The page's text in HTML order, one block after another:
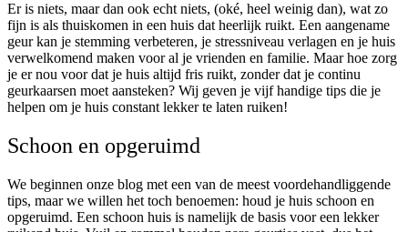
Er is niets, maar dan ook echt niets, (oké, heel weinig dan), wat zo
fijn is als thuiskomen in een huis dat heerlijk ruikt. Een aangename
geur kan je stemming verbeteren, je stressniveau verlagen en je huis
verwelkomend maken voor al je vrienden en familie. Maar hoe zorg
je er nou voor dat je huis altijd fris ruikt, zonder dat je continu
geurkaarsen moet aansteken? Wij geven je vijf handige tips die je
helpen om je huis constant lekker te laten ruiken!
Schoon en opgeruimd
We beginnen onze blog met een van de meest voordehandliggende
tips, maar we willen het toch benoemen: houd je huis schoon en
opgeruimd. Een schoon huis is namelijk de basis voor een lekker